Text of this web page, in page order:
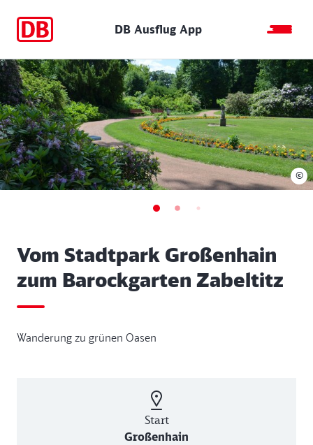
DB Ausflug App
Vom Stadtpark Großenhain
zum Barockgarten Zabeltitz
Wanderung zu grünen Oasen
Start
Großenhain
©